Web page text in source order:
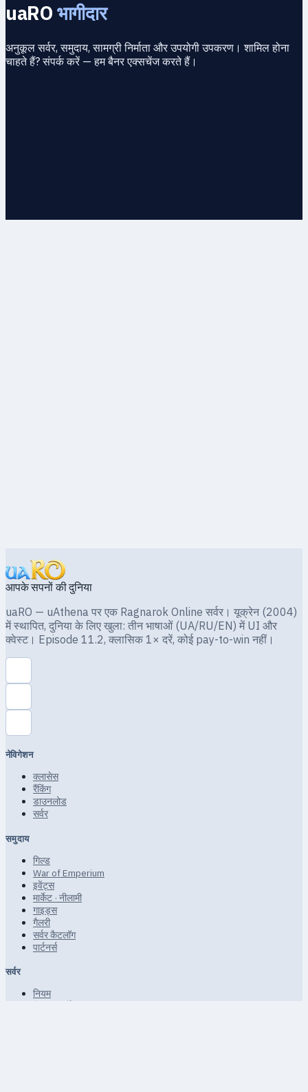
uaRO भागीदार
अनुकूल सर्वर, समुदाय, सामग्री निर्माता और उपयोगी उपकरण। शामिल होना
चाहते हैं? संपर्क करें — हम बैनर एक्सचेंज करते हैं।
आपके सपनों की दुनिया
uaRO — uAthena पर एक Ragnarok Online सर्वर। यूक्रेन (2004)
में स्थापित, दुनिया के लिए खुला: तीन भाषाओं (UA/RU/EN) में UI और
क्वेस्ट। Episode 11.2, क्लासिक 1× दरें, कोई pay-to-win नहीं।
नेविगेशन
क्लासेस
रैंकिंग
डाउनलोड
सर्वर
समुदाय
गिल्ड
War of Emperium
इवेंट्स
मार्केट · नीलामी
गाइड्स
गैलरी
सर्वर कैटलॉग
पार्टनर्स
सर्वर
नियम